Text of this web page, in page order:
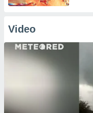
Video